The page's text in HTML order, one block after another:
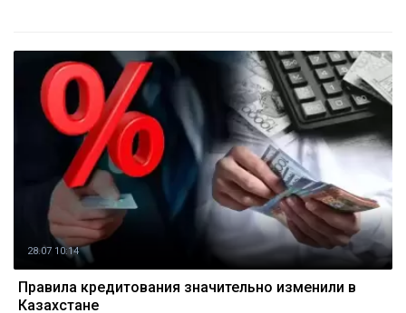
28.07 10:14
Правила кредитования значительно изменили в
Казахстане